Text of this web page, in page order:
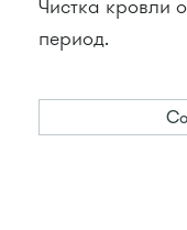
Чистка кровли
период.